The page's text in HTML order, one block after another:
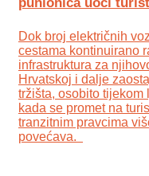
Dok broj električnih
cestama kontinuirano
infrastruktura za
Hrvatskoj i dalje
tržišta, osobito tijekom
kada se promet na
tranzitnim pravcima
povećava.